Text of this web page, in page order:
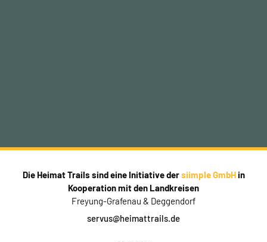
Die Heimat Trails sind eine Initiative dersiimple GmbHin
Kooperation mit den Landkreisen
Freyung-Grafenau & Deggendorf
servus@heimattrails.de